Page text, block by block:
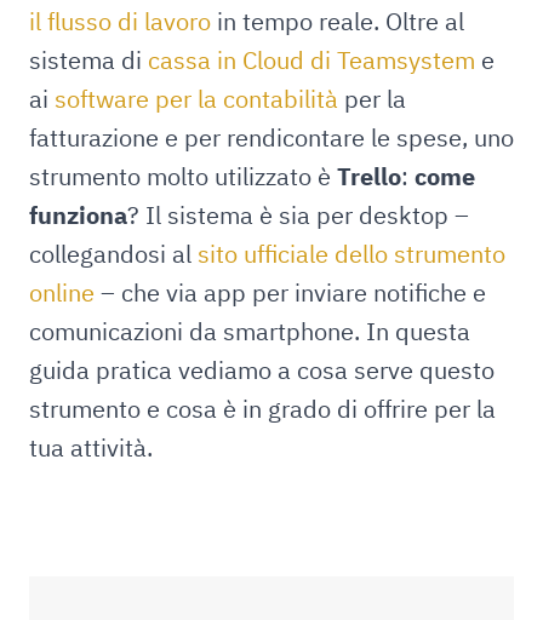
il flusso di lavoro in tempo reale. Oltre al
sistema di cassa in Cloud di Teamsystem e
ai software per la contabilità per la
fatturazione e per rendicontare le spese, uno
strumento molto utilizzato è Trello: come
funziona? Il sistema è sia per desktop –
collegandosi al sito ufficiale dello strumento
online – che via app per inviare notifiche e
comunicazioni da smartphone. In questa
guida pratica vediamo a cosa serve questo
strumento e cosa è in grado di offrire per la
tua attività.